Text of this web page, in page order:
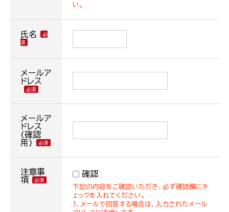
い。
氏名
メールア
ドレス
メールア
ドレス
(確認
用)
注意事
項
確認
下記の内容をご確認いただき、必ず確認欄にチ
ェックを入れてください。
１．メールで回答する場合は、入力されたメール